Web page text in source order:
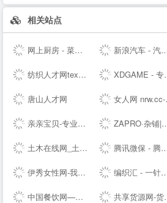
相关站点
网上厨房 - 菜谱食谱大全 - 学做家常菜的美食网 新浪汽车 - 汽车生活源动力！
纺织人才网texhr.cn-纺织---纺织人才--站 XDGAME - 专注单机游戏试玩及正版推荐！
唐山人才网 女人网 nrw.cc-时尚女性--
亲亲宝贝-专业的育儿网站_亲亲宝贝网 ZAPRO·杂铺|发现美好，分享快乐！
土木在线网_土木工程师专业技术交流资料下载 腾讯微保 - 腾讯官方保险代理平台
伊秀女性网-我们致力于专业的女性时尚-- 编织汇 - 一针一线织出无限可能！
中国餐饮网—餐饮食品批发采购供应链服务平台 共享货源网-货源总舵，淘宝店货源，工厂货源，奢侈品货源网